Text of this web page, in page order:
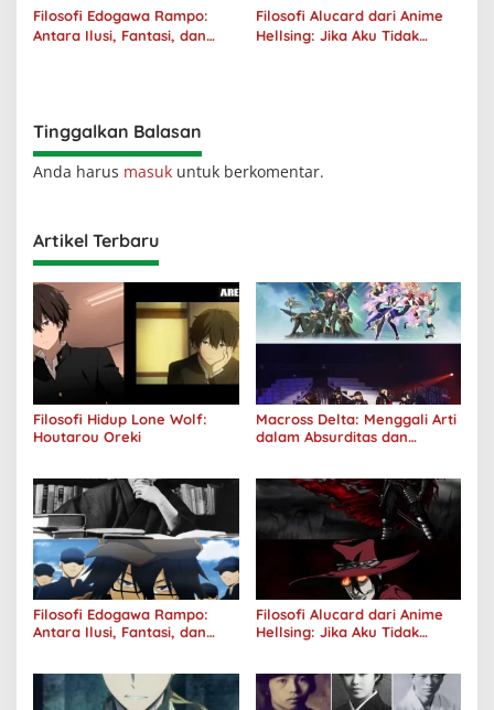
Filosofi Edogawa Rampo:
Antara Ilusi, Fantasi, dan
Filosofi Alucard dari Anime
Hellsing: Jika Aku Tidak
Tinggalkan Balasan
Anda harus masuk untuk berkomentar.
Artikel Terbaru
Filosofi Hidup Lone Wolf:
Houtarou Oreki
Macross Delta: Menggali Arti
dalam Absurditas dan
Filosofi Edogawa Rampo:
Antara Ilusi, Fantasi, dan
Filosofi Alucard dari Anime
Hellsing: Jika Aku Tidak